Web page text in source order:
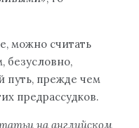
можно считать
безусловно,
путь, прежде чем
предрассудков.
на английском